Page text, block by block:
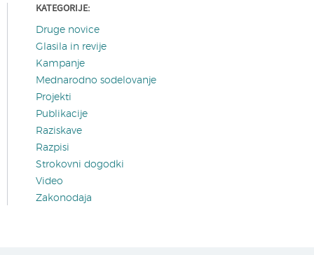
KATEGORIJE:
Druge novice
Glasila in revije
Kampanje
Mednarodno sodelovanje
Projekti
Publikacije
Raziskave
Razpisi
Strokovni dogodki
Video
Zakonodaja